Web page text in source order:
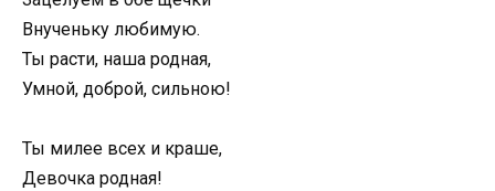
Внученьку любимую.
Ты расти, наша родная,
Умной, доброй, сильною!
Ты милее всех и краше,
Девочка родная!